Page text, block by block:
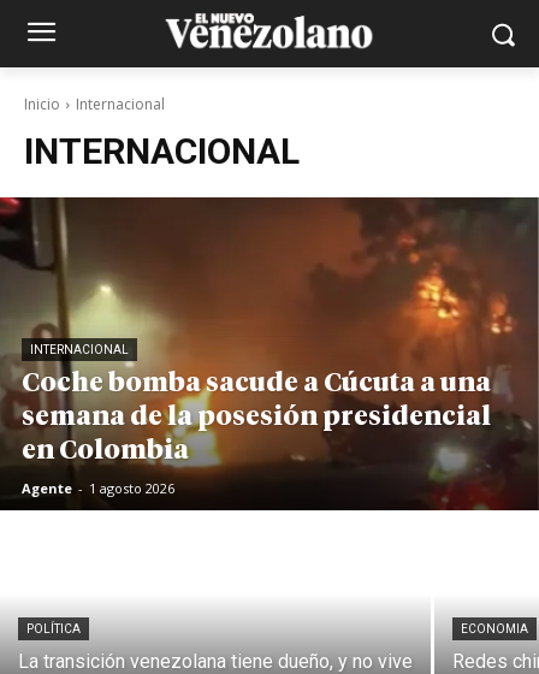
Inicio Internacional
INTERNACIONAL
INTERNACIONAL
Coche bomba sacude a Cúcuta a una
semana de la posesión presidencial
en Colombia
Agente - 1 agosto 2026
POLÍTICA
La transición venezolana tiene dueño, y no vive
ECONOMIA
Redes